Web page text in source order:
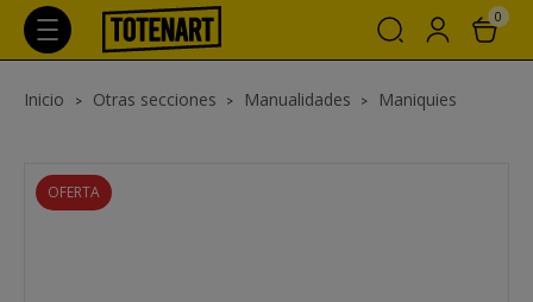
0
Inicio Otras secciones Manualidades Maniquies
OFERTA